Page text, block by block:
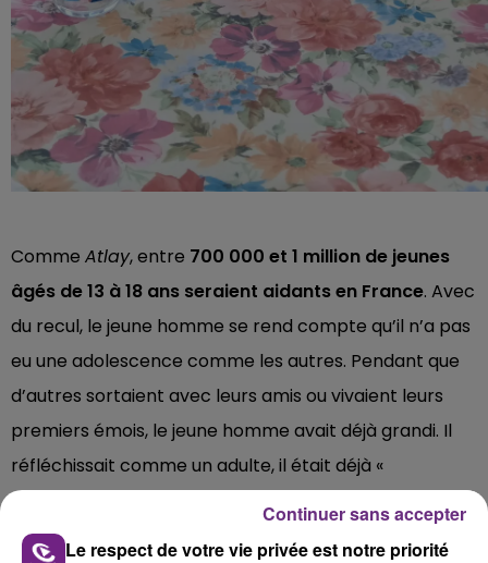
Comme Atlay, entre 700 000 et 1 million de jeunes
âgés de 13 à 18 ans seraient aidants en France. Avec
du recul, le jeune homme se rend compte qu’il n’a pas
eu une adolescence comme les autres. Pendant que
d’autres sortaient avec leurs amis ou vivaient leurs
premiers émois, le jeune homme avait déjà grandi. Il
réfléchissait comme un adulte, il était déjà «
responsable », peut-être déjà trop. Très réservé, il
n’avait à l’époque pas de véritable vie sociale ; il se
Le respect de votre vie privée est notre priorité
Continuer sans accepter